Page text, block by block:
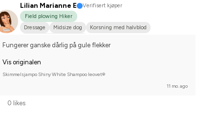
Lilian Marianne E
Verifisert kjøper
Field plowing Hiker
Dressage
Midsize dog
Korsning med halvblod
Fungerer ganske dårlig på gule flekker
Vis originalen
Skimmelsjampo Shiny White Shampoo leovet®
11 mo. ago
0 likes